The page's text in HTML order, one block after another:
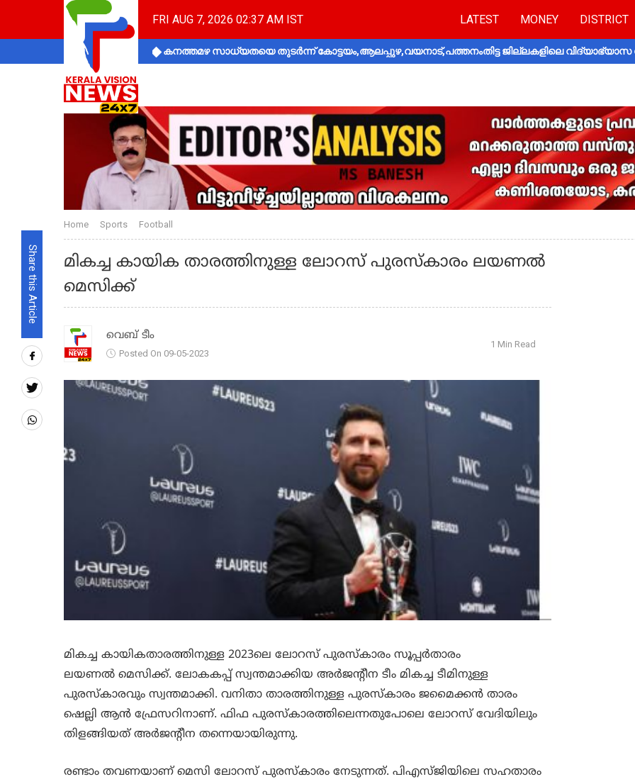
FRI AUG 7, 2026 02:37 AM IST LATEST MONEY DISTRICT
കനത്തമഴ സാധ്യതയെ തുടർന്ന് കോട്ടയം,ആലപ്പുഴ,വയനാട്,പത്തനംതിട്ട ജില്ലകളിലെ വിദ്യാഭ്യാസ
Share this Article
Home Sports Football
മികച്ച കായിക താരത്തിനുള്ള ലോറസ് പുരസ്‌കാരം ലയണല്‍
മെസിക്ക്
വെബ് ടീം
Posted On 09-05-2023
1 Min Read
മികച്ച കായികതാരത്തിനുള്ള 2023ലെ ലോറസ് പുരസ്കാരം സൂപ്പർതാരം
ലയണല്‍ മെസിക്ക്. ലോകകപ്പ് സ്വന്തമാക്കിയ അർജന്‍റീന ടീം മികച്ച ടീമിനുള്ള
പുരസ്കാരവും സ്വന്തമാക്കി. വനിതാ താരത്തിനുള്ള പുരസ്കാരം ജമൈക്കൻ താരം
ഷെല്ലി ആൻ ഫ്രേസറിനാണ്. ഫിഫ പുരസ്കാരത്തിലെന്നതുപോലെ ലോറസ് വേദിയിലും
തിളങ്ങിയത് അർജന്‍റീന തന്നെയായിരുന്നു.
രണ്ടാം തവണയാണ് മെസി ലോറസ് പുരസ്കാരം നേടുന്നത്. പിഎസ്‌ജിയിലെ സഹതാരം